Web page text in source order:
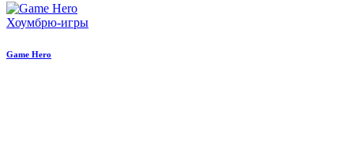
Хоумбрю-игры
Game Hero